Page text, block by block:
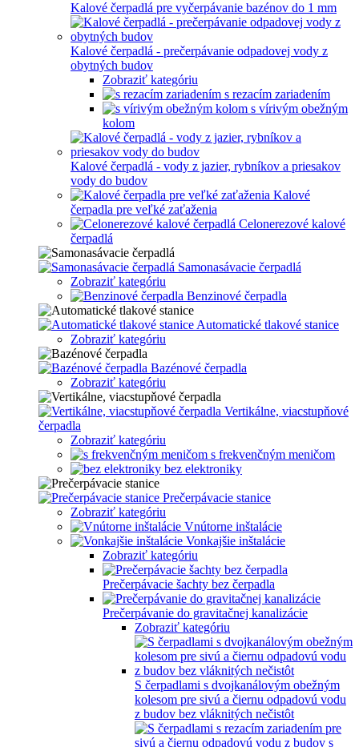
Kalové čerpadlá pre vyčerpávanie bazénov do 1 mm
Kalové čerpadlá - prečerpávanie odpadovej vody z
obytných budov
Zobraziť kategóriu
s rezacím zariadením
s vírivým obežným
kolom
Kalové čerpadlá - vody z jazier, rybníkov a priesakov
vody do budov
Kalové
čerpadla pre veľké zaťaženia
Celonerezové kalové
čerpadlá
Samonasávacie čerpadlá
Zobraziť kategóriu
Benzinové čerpadla
Automatické tlakové stanice
Zobraziť kategóriu
Bazénové čerpadla
Zobraziť kategóriu
Vertikálne, viacstupňové
čerpadla
Zobraziť kategóriu
s frekvenčným meničom
bez elektroniky
Prečerpávacie stanice
Zobraziť kategóriu
Vnútorne inštalácie
Vonkajšie inštalácie
Zobraziť kategóriu
Prečerpávacie šachty bez čerpadla
Prečerpávanie do gravitačnej kanalizácie
Zobraziť kategóriu
S čerpadlami s dvojkanálovým obežným
kolesom pre sivú a čiernu odpadovú vodu
z budov bez vláknitých nečistôt